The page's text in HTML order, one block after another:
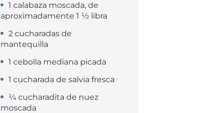
1 calabaza moscada, de
aproximadamente 1 ½ libra
2 cucharadas de
mantequilla
1 cebolla mediana picada
1 cucharada de salvia fresca
¼ cucharadita de nuez
moscada